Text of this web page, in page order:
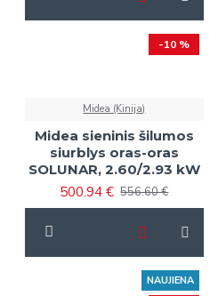
-10 %
Midea (Kinija)
Midea sieninis šilumos
siurblys oras-oras
SOLUNAR, 2.60/2.93 kW
500.94 € 556.60 €
NAUJIENA